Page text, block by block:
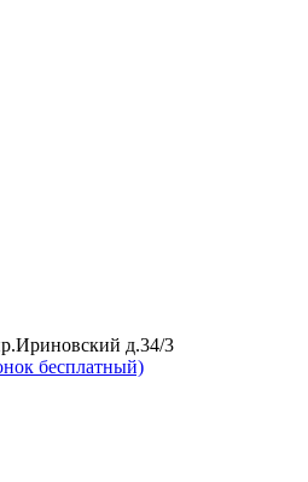
д.34/3
бесплатный)